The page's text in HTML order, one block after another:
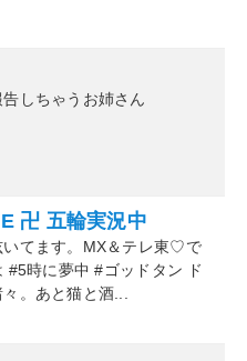
しちゃうお姉さん
卍 五輪実況中
いてます。MX＆テレ東♡で
#5時に夢中 #ゴッドタン ド
。あと猫と酒...